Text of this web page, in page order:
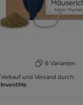
6 Varianten
Verkauf und Versand durch:
InventMe